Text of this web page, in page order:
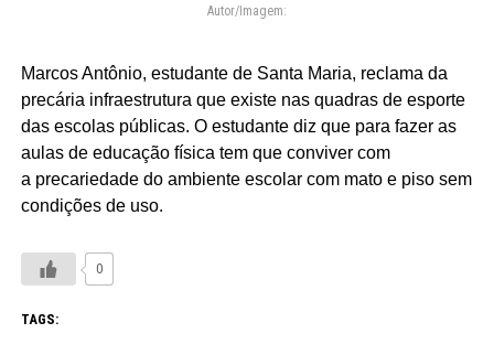
Autor/Imagem:
Marcos Antônio, estudante de Santa Maria, reclama da
precária infraestrutura que existe nas quadras de esporte
das escolas públicas. O estudante diz que para fazer as
aulas de educação física tem que conviver com
a precariedade do ambiente escolar com mato e piso sem
condições de uso.
0
TAGS: